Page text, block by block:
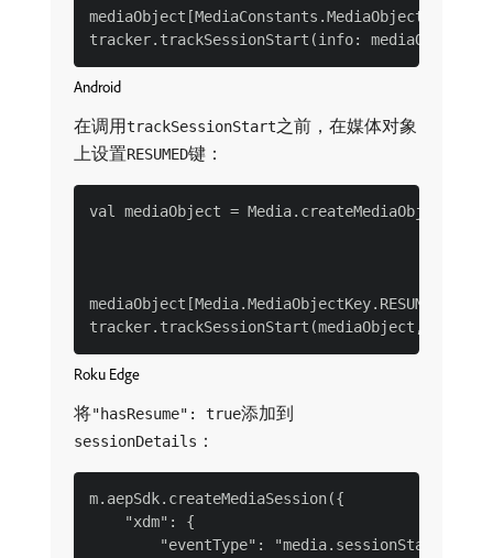
Android
在调用trackSessionStart之前，在媒体对象
上设置RESUMED键：
val mediaObject =
mediaObject[Media.MediaObjectKey.RESUMED] =
Roku Edge
将"hasResume": true添加到
sessionDetails ：
m.aepSdk.createMediaSession({
    "xdm": {
        "eventType": "media.sessionStart",